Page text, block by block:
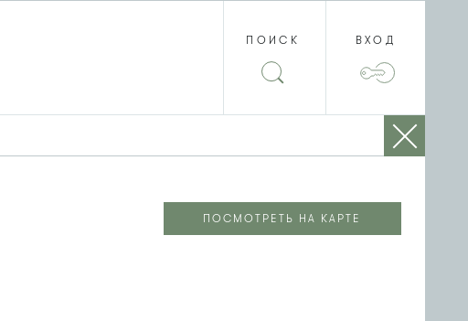
ПОИСК ВХОД
ПОСМОТРЕТЬ НА КАРТЕ